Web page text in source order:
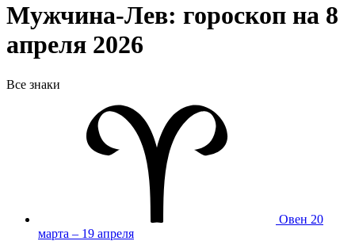
Мужчина-Лев: гороскоп на 8
апреля 2026
Все знаки
Овен 20
марта – 19 апреля